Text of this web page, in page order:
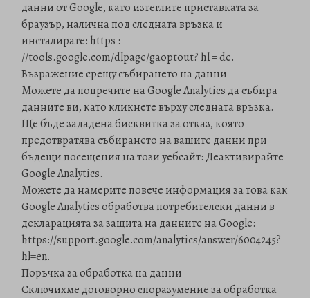
данни от Google, като изтеглите приставката за
браузър, налична под следната връзка и
инсталирате: https :
//tools.google.com/dlpage/gaoptout? hl = de.
Възражение срещу събирането на данни
Можете да попречите на Google Analytics да събира
данните ви, като кликнете върху следната връзка.
Ще бъде зададена бисквитка за отказ, която
предотвратява събирането на вашите данни при
бъдещи посещения на този уебсайт: Деактивирайте
Google Analytics.
Можете да намерите повече информация за това как
Google Analytics обработва потребителски данни в
декларацията за защита на данните на Google:
https://support.google.com/analytics/answer/6004245?
hl=en.
Поръчка за обработка на данни
Сключихме договорно споразумение за обработка